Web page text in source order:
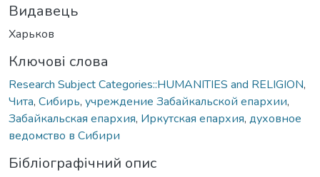
Видавець
Харьков
Ключові слова
Research Subject Categories::HUMANITIES and RELIGION,
Чита, Сибирь, учреждение Забайкальской епархии,
Забайкальская епархия, Иркутская епархия, духовное
ведомство в Сибири
Бібліографічний опис